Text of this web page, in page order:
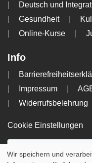
Deutsch und
Gesundheit
Online-Kurse
Info
Impressum
Widerrufsbelehrung
Cookie Einstellungen
Wir speichern und